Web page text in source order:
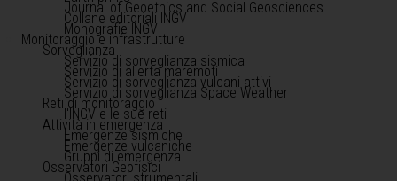
Journal of Geoethics and Social Geosciences
Collane editoriali INGV
Monografie INGV
Monitoraggio e infrastrutture
Sorveglianza
Servizio di sorveglianza sismica
Servizio di allerta maremoti
Servizio di sorveglianza vulcani attivi
Servizio di sorveglianza Space Weather
Reti di monitoraggio
l'INGV e le sue reti
Attività in emergenza
Emergenze sismiche
Emergenze vulcaniche
Gruppi di emergenza
Osservatori Geofisici
Osservatori strumentali